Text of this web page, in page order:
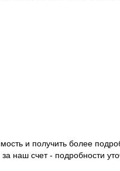
и получить более
наш счет - подробности